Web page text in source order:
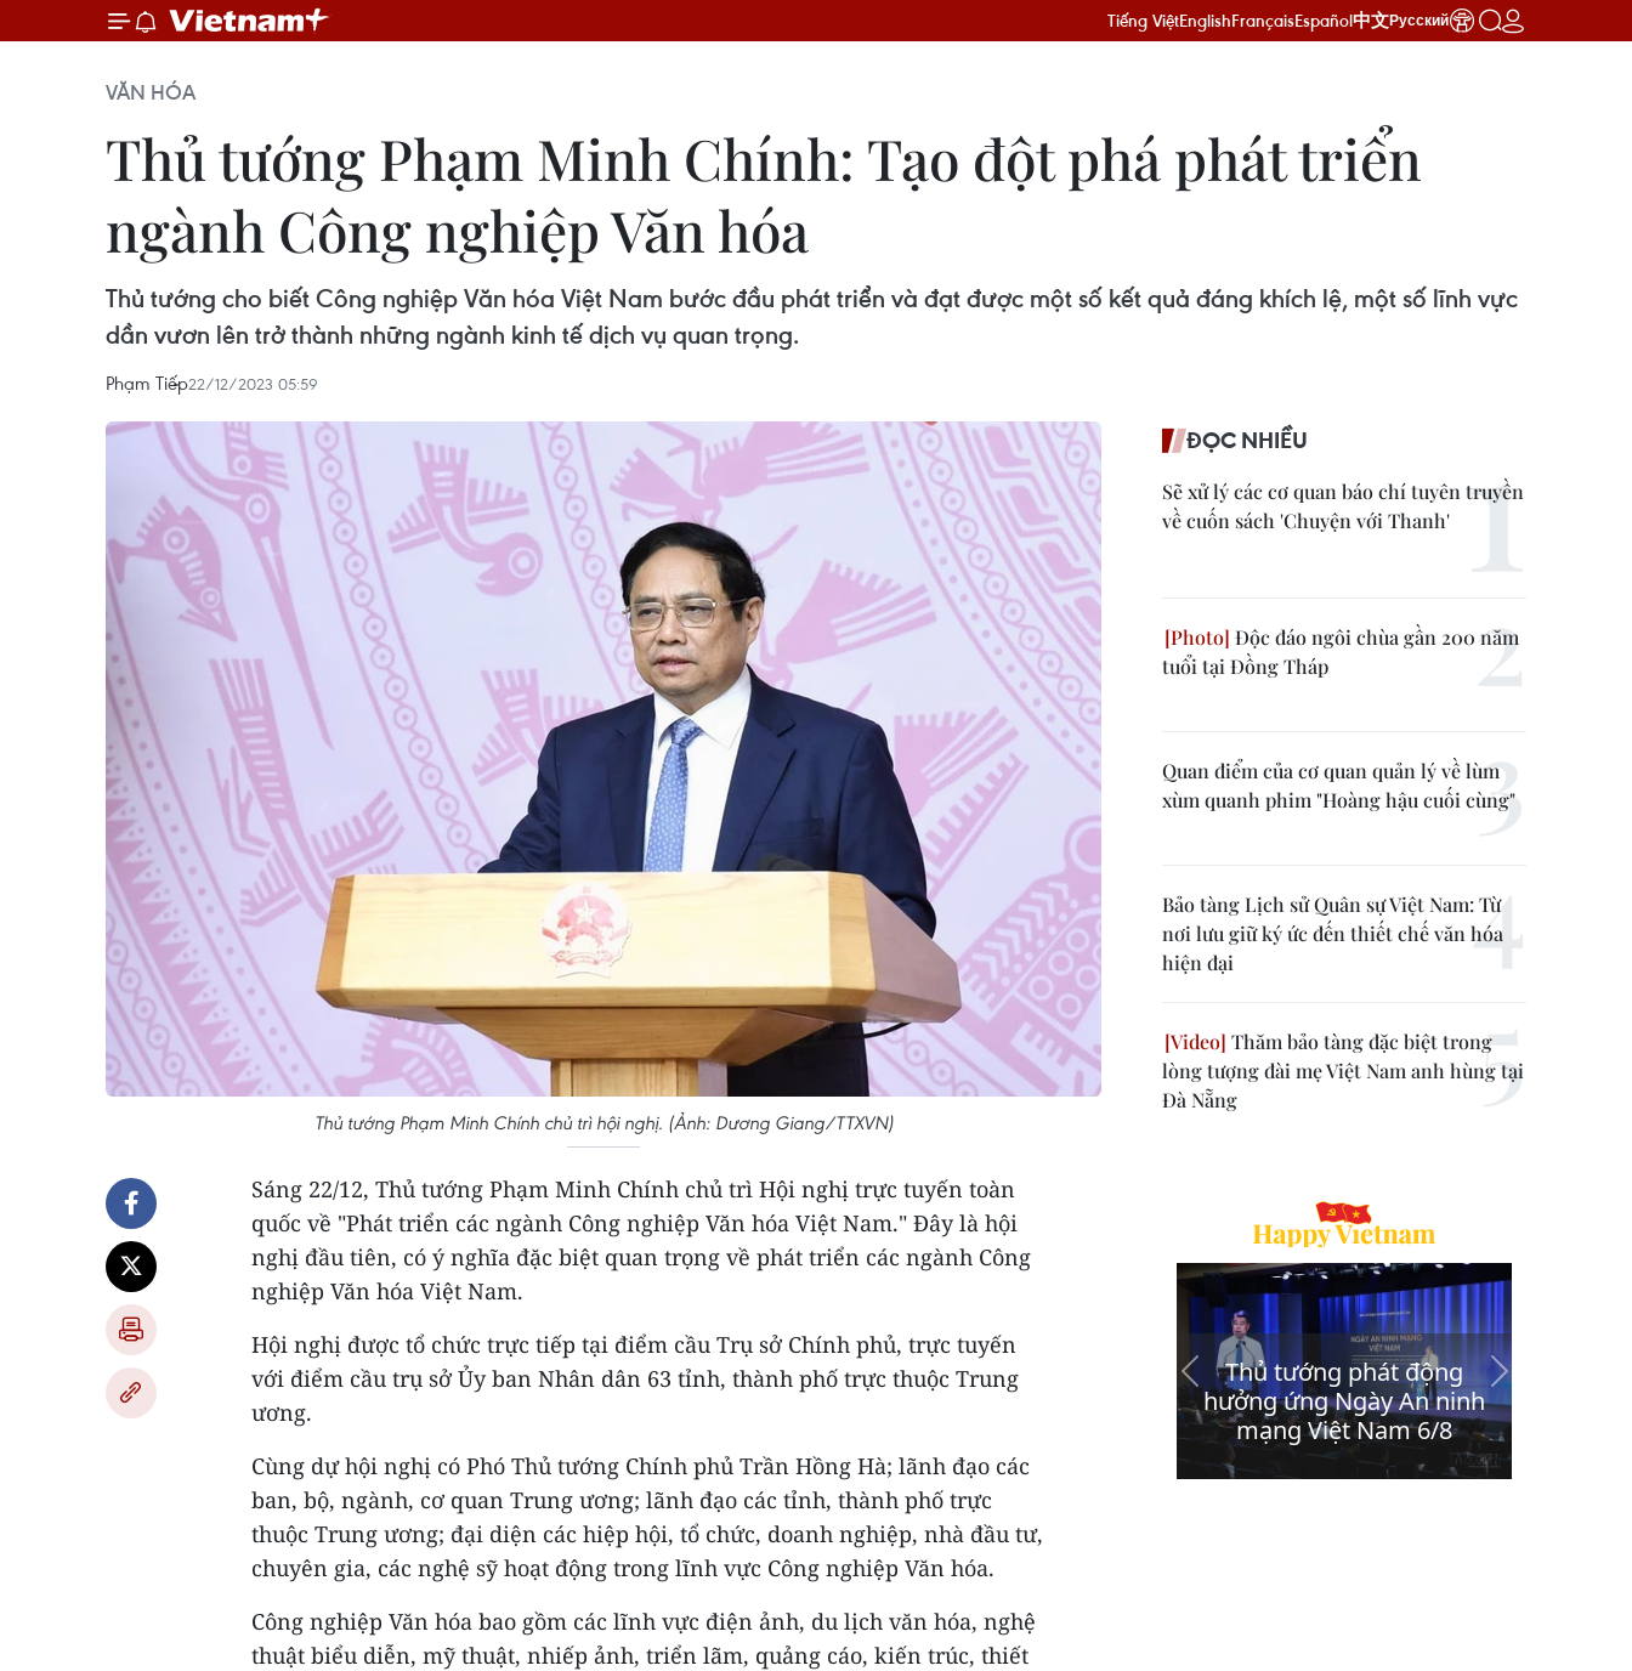
Tiếng ViệtEnglishFrançaisEspañol中文Русский
VĂN HÓA
Thủ tướng Phạm Minh Chính: Tạo đột phá phát triển
ngành Công nghiệp Văn hóa
Thủ tướng cho biết Công nghiệp Văn hóa Việt Nam bước đầu phát triển và đạt được một số kết quả đáng khích lệ, một số lĩnh vực
dần vươn lên trở thành những ngành kinh tế dịch vụ quan trọng.
Phạm Tiếp22/12/2023 05:59
Thủ tướng Phạm Minh Chính chủ trì hội nghị. (Ảnh: Dương Giang/TTXVN)
Sáng 22/12, Thủ tướng Phạm Minh Chính chủ trì Hội nghị trực tuyến toàn
quốc về "Phát triển các ngành Công nghiệp Văn hóa Việt Nam." Đây là hội
nghị đầu tiên, có ý nghĩa đặc biệt quan trọng về phát triển các ngành Công
nghiệp Văn hóa Việt Nam.
Hội nghị được tổ chức trực tiếp tại điểm cầu Trụ sở Chính phủ, trực tuyến
với điểm cầu trụ sở Ủy ban Nhân dân 63 tỉnh, thành phố trực thuộc Trung
ương.
Cùng dự hội nghị có Phó Thủ tướng Chính phủ Trần Hồng Hà; lãnh đạo các
ban, bộ, ngành, cơ quan Trung ương; lãnh đạo các tỉnh, thành phố trực
thuộc Trung ương; đại diện các hiệp hội, tổ chức, doanh nghiệp, nhà đầu tư,
chuyên gia, các nghệ sỹ hoạt động trong lĩnh vực Công nghiệp Văn hóa.
Công nghiệp Văn hóa bao gồm các lĩnh vực điện ảnh, du lịch văn hóa, nghệ
thuật biểu diễn, mỹ thuật, nhiếp ảnh, triển lãm, quảng cáo, kiến trúc, thiết
ĐỌC NHIỀU
Sẽ xử lý các cơ quan báo chí tuyên truyền
về cuốn sách 'Chuyện với Thanh'
Độc đáo ngôi chùa gần 200 năm
tuổi tại Đồng Tháp
Quan điểm của cơ quan quản lý về lùm
xùm quanh phim "Hoàng hậu cuối cùng"
Bảo tàng Lịch sử Quân sự Việt Nam: Từ
nơi lưu giữ ký ức đến thiết chế văn hóa
hiện đại
Thăm bảo tàng đặc biệt trong
lòng tượng đài mẹ Việt Nam anh hùng tại
Đà Nẵng